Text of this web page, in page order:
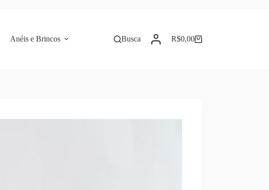
Anéis e Brincos Busca Carrinho
R$0,00